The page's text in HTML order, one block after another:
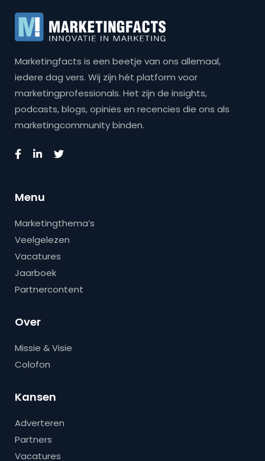
Marketingfacts is een beetje van ons allemaal,
iedere dag vers. Wij zijn hét platform voor
marketingprofessionals. Het zijn de insights,
podcasts, blogs, opinies en recencies die ons als
marketingcommunity binden.
Menu
Marketingthema’s
Veelgelezen
Vacatures
Jaarboek
Partnercontent
Over
Missie & Visie
Colofon
Kansen
Adverteren
Partners
Vacatures